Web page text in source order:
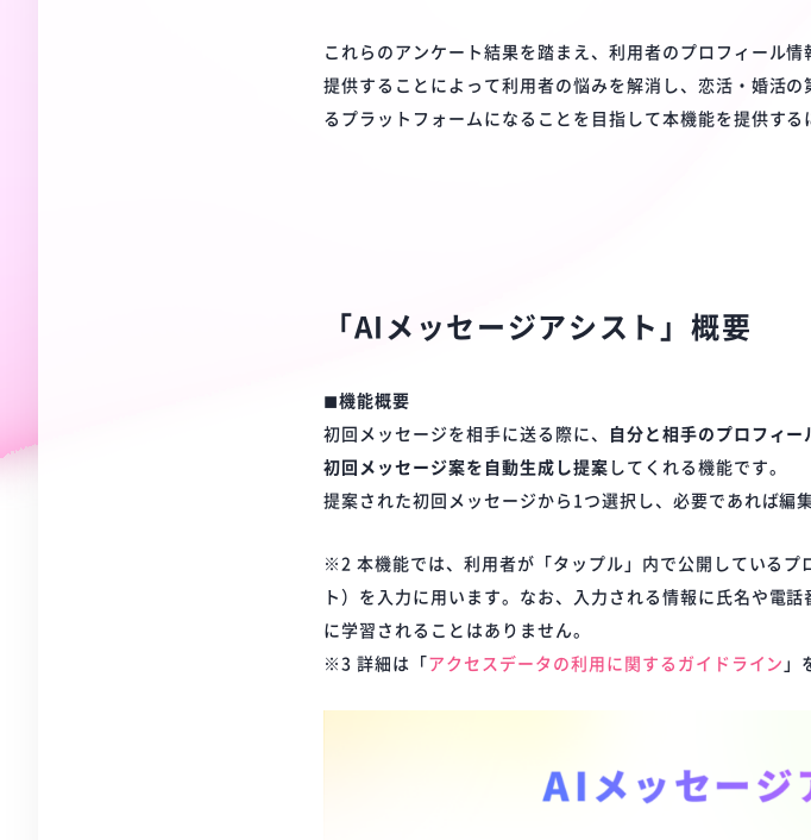
これらのアンケート結果を踏まえ、利用者のプロフィール
提供することによって利用者の悩みを解消し、恋活・婚活
るプラットフォームになることを目指して本機能を提供する
「AIメッセージアシスト」概要
◼︎機能概要
初回メッセージを相手に送る際に、
自分と相手のプロフィー
初回メッセージ案を自動生成し提案 してくれる機能です。
提案された初回メッセージから1つ選択し、必要であれば編
※2 本機能では、利用者が「タップル」内で公開しているプ
ト）を入力に用います。なお、入力される情報に氏名や電
に学習されることはありません。
※3 詳細は「 アクセスデータの利用に関するガイドライン 」